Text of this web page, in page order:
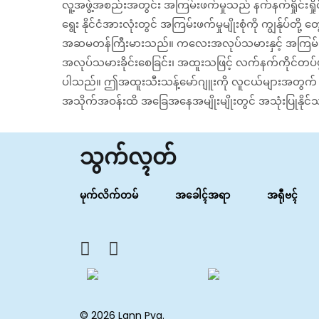
လူ့အဖွဲ့အစည်းအတွင်း အကြမ်းဖက်မှုသည် နက်နက်ရှိုင်းရှိုင်
ရွေး နိုင်ငံအားလုံးတွင် အကြမ်းဖက်မှုမျိုးစုံကို ကျွန်ုပ်တို့
အဆမတန်ကြီးမားသည်။ ကလေးအလုပ်သမားနှင့် အကြ
အလုပ်သမားခိုင်းစေခြင်း၊ အထူးသဖြင့် လက်နက်ကိုင်တပ်
ပါသည်။ ဤအထူးသီးသန့်မော်ဂျူးကို လူငယ်များအတွက် ပ
အသိုက်အဝန်းထိ အခြေအနေအမျိုးမျိုးတွင် အသုံးပြုနိုင်သ
သွက်လ္ၚတ်
မုက်လိက်တမ် အခေါၚ်အရာ အရီုဗၚ်
© 2026 Lann Pya.